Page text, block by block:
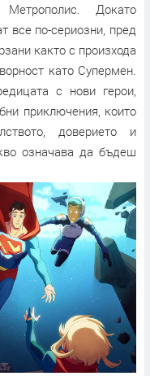
Докато
все по-сериозни, пред
както с произхода
като Супермен.
с нови герои,
приключения, които
доверието и
означава да бъдеш